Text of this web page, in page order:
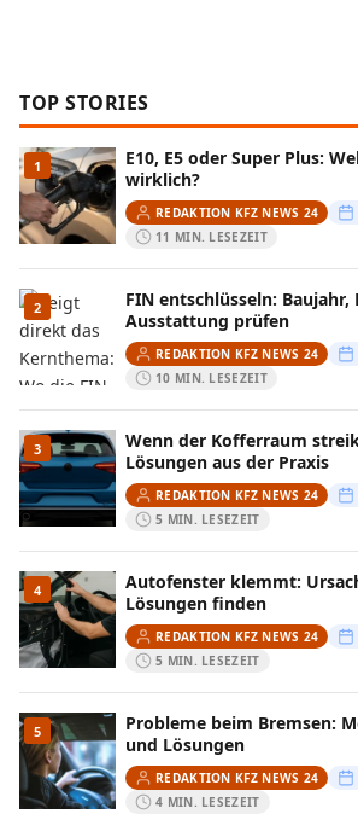
TOP STORIES
1
E10, E5 oder Super Plus:
wirklich?
REDAKTION KFZ NEWS 24
11 MIN. LESEZEIT
2
FIN entschlüsseln:
Ausstattung prüfen
REDAKTION KFZ NEWS 24
10 MIN. LESEZEIT
3
Wenn der Kofferraum
Lösungen aus der Praxis
REDAKTION KFZ NEWS 24
5 MIN. LESEZEIT
4
Autofenster klemmt:
Lösungen finden
REDAKTION KFZ NEWS 24
5 MIN. LESEZEIT
5
Probleme beim Bremsen:
und Lösungen
REDAKTION KFZ NEWS 24
4 MIN. LESEZEIT